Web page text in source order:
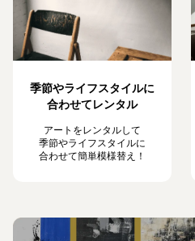
季節やライフスタイルに
合わせてレンタル
アートをレンタルして
季節やライフスタイルに
合わせて簡単模様替え！